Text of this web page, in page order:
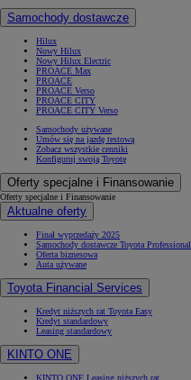
Samochody dostawcze
Hilux
Nowy Hilux
Nowy Hilux Electric
PROACE Max
PROACE
PROACE Verso
PROACE CITY
PROACE CITY Verso
Samochody używane
Umów się na jazdę testową
Zobacz wszystkie cenniki
Konfiguruj swoją Toyotę
Oferty specjalne i Finansowanie
Oferty specjalne i Finansowanie
Aktualne oferty
Finał wyprzedaży 2025
Samochody dostawcze Toyota Professional
Oferta biznesowa
Auta używane
Toyota Financial Services
Kredyt niższych rat Toyota Easy
Kredyt standardowy
Leasing standardowy
KINTO ONE
KINTO ONE Leasing niższych rat